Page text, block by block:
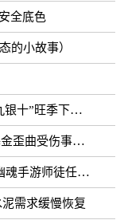
全底色
的小故事）
下的需求增长
受伤事实 罚！
师徒任务猜成语
需求缓慢恢复